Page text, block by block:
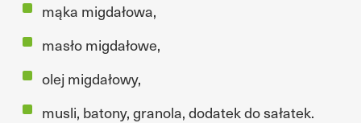
mąka migdałowa,
masło migdałowe,
olej migdałowy,
musli, batony, granola, dodatek do sałatek.